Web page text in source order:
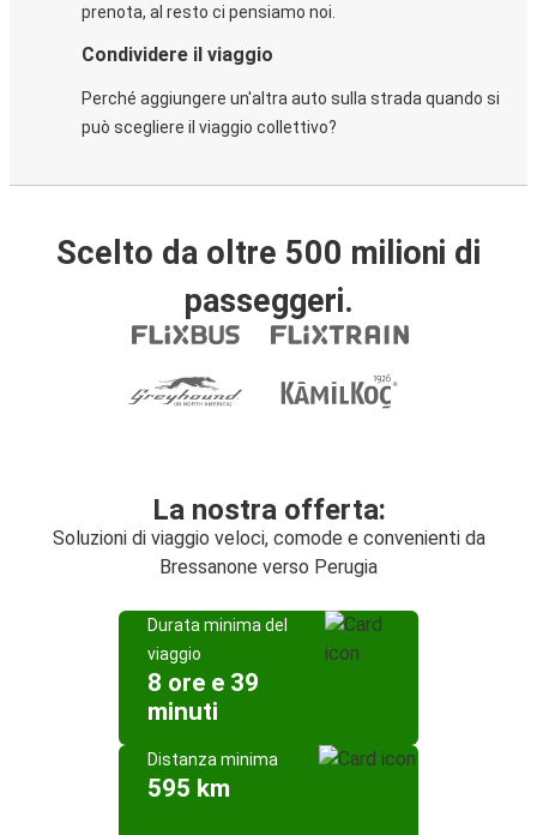
prenota, al resto ci pensiamo noi.
Condividere il viaggio
Perché aggiungere un'altra auto sulla strada quando si
può scegliere il viaggio collettivo?
Scelto da oltre 500 milioni di
passeggeri.
La nostra offerta:
Soluzioni di viaggio veloci, comode e convenienti da
Bressanone verso Perugia
Durata minima del
viaggio
8 ore e 39
minuti
Distanza minima
595 km